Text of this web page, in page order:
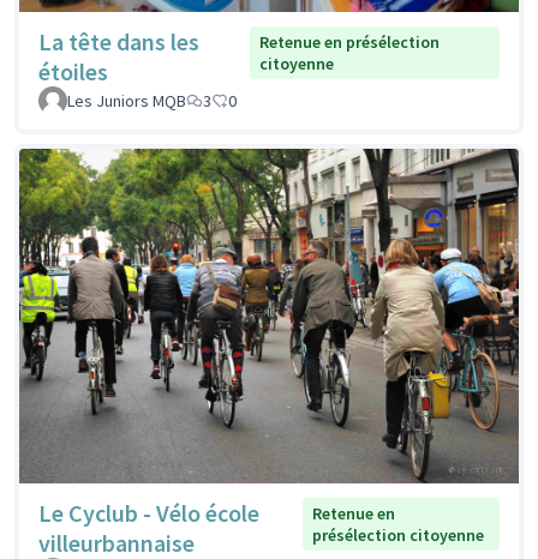
La tête dans les
étoiles
Retenue en présélection
citoyenne
Les Juniors MQB
3 0
Le Cyclub - Vélo école
villeurbannaise
Retenue en
présélection citoyenne